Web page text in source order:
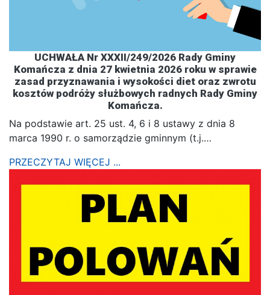
UCHWAŁA Nr XXXII/249/2026 Rady Gminy
Komańcza z dnia 27 kwietnia 2026 roku w sprawie
zasad przyznawania i wysokości diet oraz zwrotu
kosztów podróży służbowych radnych Rady Gminy
Komańcza.
Na podstawie art. 25 ust. 4, 6 i 8 ustawy z dnia 8
marca 1990 r. o samorządzie gminnym (t.j.…
PRZECZYTAJ WIĘCEJ ...